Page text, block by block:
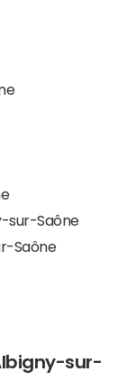
sur-Saône
Saône
sur-